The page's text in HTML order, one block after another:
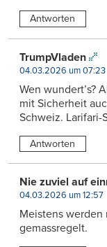
Antworten
TrumpVladen
04.03.2026 um 07:23
Wen wundert’s?
mit Sicherheit
Schweiz.
Antworten
Nie zuviel auf
04.03.2026 um 12:57
Meistens
gemassregelt.